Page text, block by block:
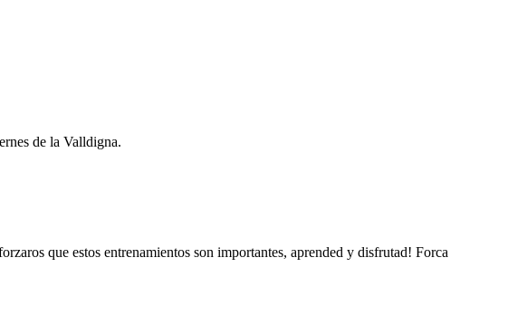
de la Valldigna.
que estos entrenamientos son importantes, aprended y disfrutad! Forca